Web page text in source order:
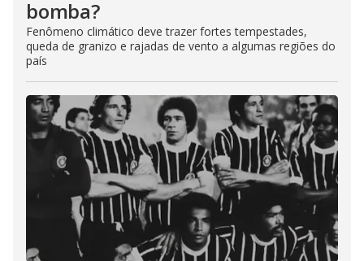
bomba?
Fenômeno climático deve trazer fortes tempestades,
queda de granizo e rajadas de vento a algumas regiões do
país